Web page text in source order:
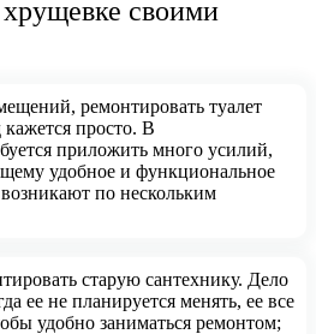
своими
ремонтировать туалет
кажется просто. В
приложить много усилий,
удобное и функциональное
по нескольким
старую сантехнику. Дело
ее не планируется менять, ее все
удобно заниматься ремонтом;